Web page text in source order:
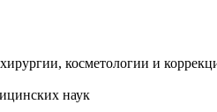
косметологии и
наук